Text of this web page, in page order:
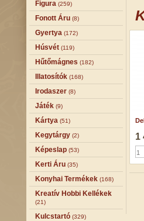
Figura (259)
Fonott Áru (8)
Gyertya (172)
Húsvét (119)
Hűtőmágnes (182)
Illatosítók (168)
Irodaszer (8)
Játék (9)
Kártya (51)
Kegytárgy (2)
Képeslap (53)
Kerti Áru (35)
Konyhai Termékek (168)
Kreatív Hobbi Kellékek
(21)
Kulcstartó (329)
1